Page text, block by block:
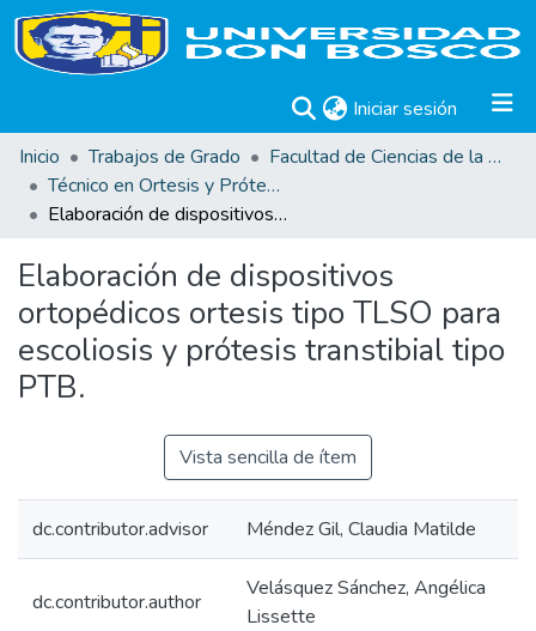
Iniciar sesión (current)
Inicio
Trabajos de Grado
Facultad de Ciencias de la Rehabilitación
Técnico en Ortesis y Prótesis
Elaboración de dispositivos ortopédicos ortesis tipo TLSO para escoliosis y prótesis transtibial tipo PTB.
Elaboración de dispositivos
ortopédicos ortesis tipo TLSO para
escoliosis y prótesis transtibial tipo
PTB.
Vista sencilla de ítem
dc.contributor.advisor Méndez Gil, Claudia Matilde
dc.contributor.author
Velásquez Sánchez, Angélica
Lissette